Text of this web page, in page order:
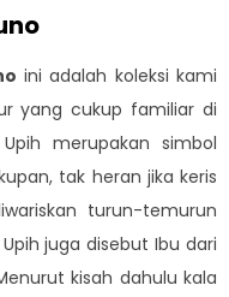
ini adalah koleksi kami
yang cukup familiar di
merupakan simbol
tak heran jika keris
turun-temurun
juga disebut Ibu dari
kisah dahulu kala